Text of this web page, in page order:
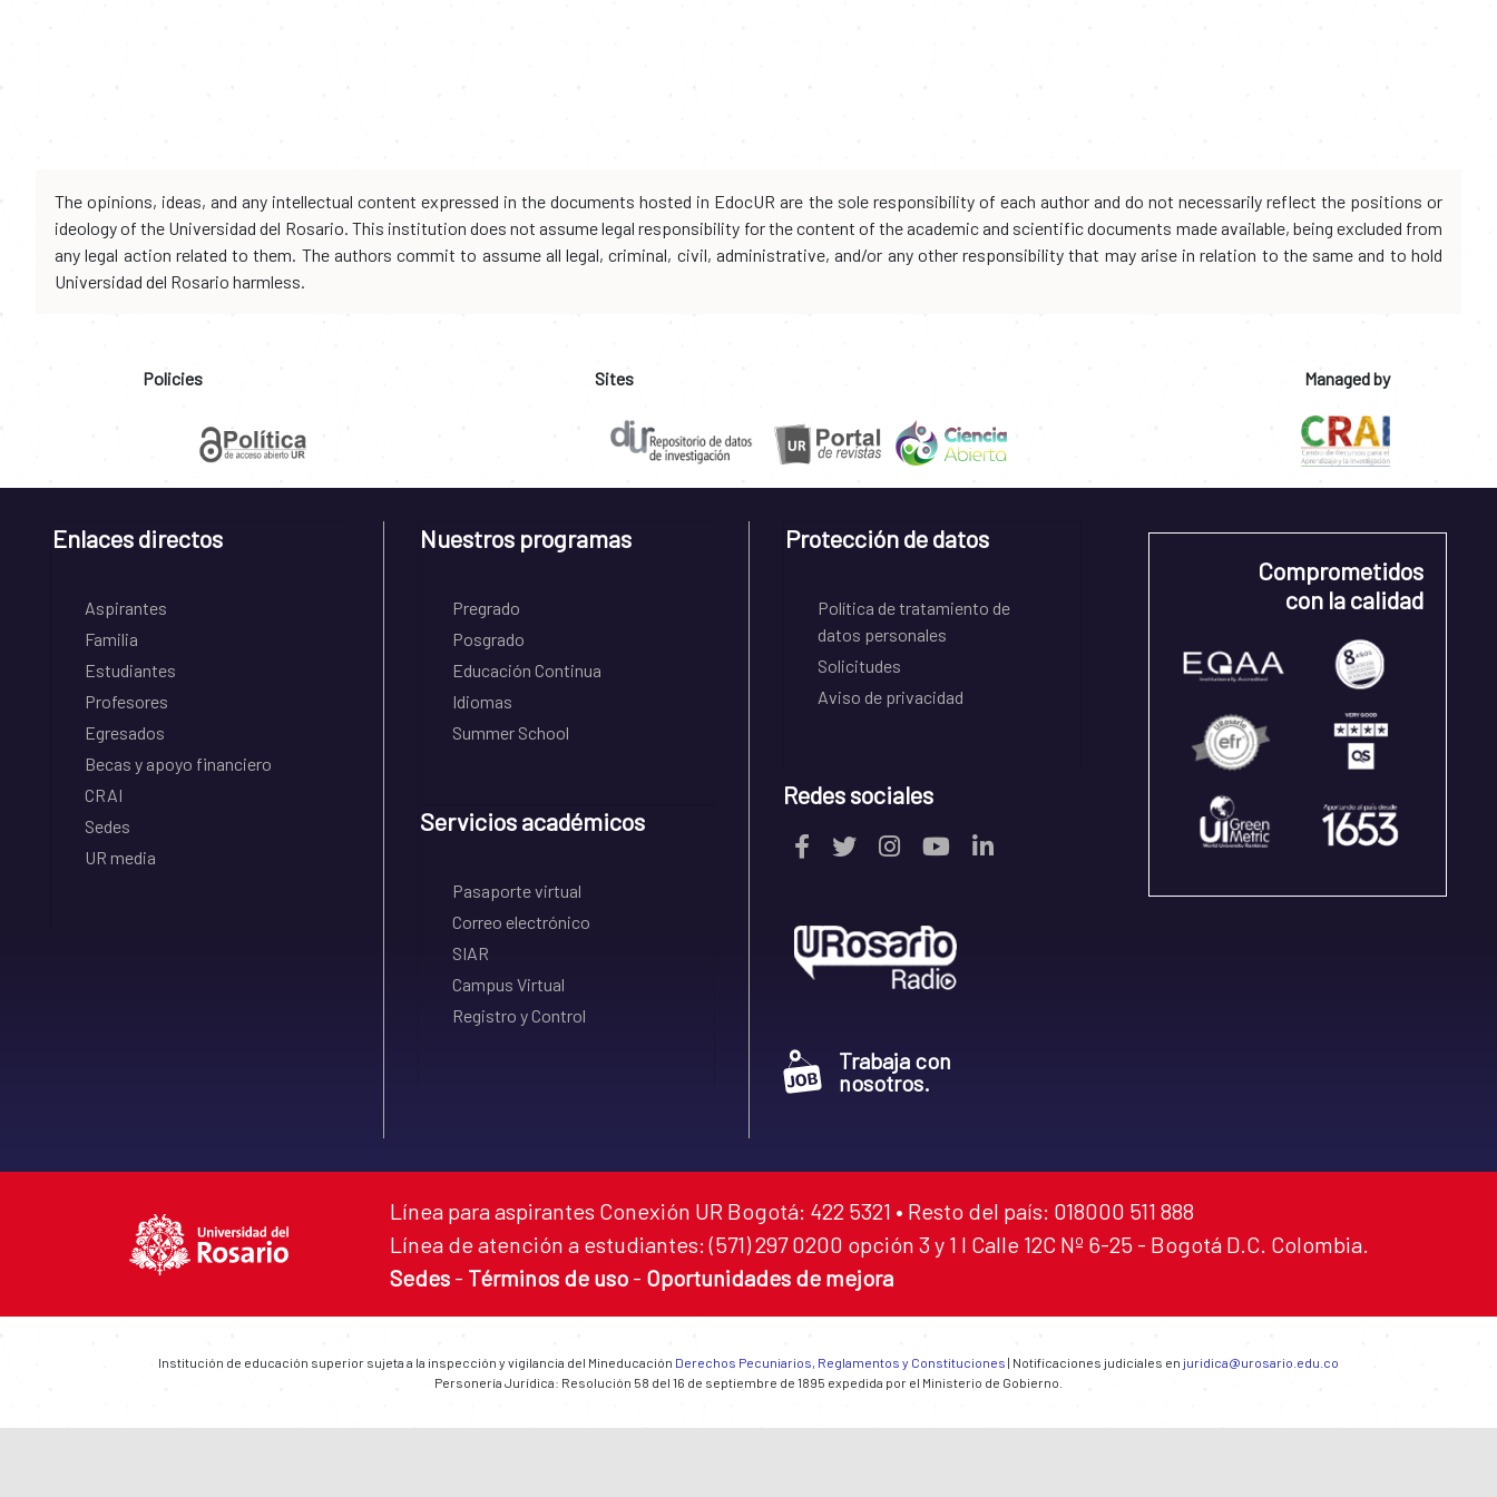
The opinions, ideas, and any intellectual content expressed in the documents hosted in EdocUR are the sole responsibility of each author and do not necessarily reflect the positions or
ideology of the Universidad del Rosario. This institution does not assume legal responsibility for the content of the academic and scientific documents made available, being excluded from
any legal action related to them. The authors commit to assume all legal, criminal, civil, administrative, and/or any other responsibility that may arise in relation to the same and to hold
Universidad del Rosario harmless.
Policies Sites Managed by
Enlaces directos
Aspirantes
Familia
Estudiantes
Profesores
Egresados
Becas y apoyo financiero
CRAI
Sedes
UR media
Nuestros programas
Pregrado
Posgrado
Educación Continua
Idiomas
Summer School
Servicios académicos
Pasaporte virtual
Correo electrónico
SIAR
Campus Virtual
Registro y Control
Protección de datos
Política de tratamiento de
datos personales
Solicitudes
Aviso de privacidad
Redes sociales
Trabaja con
nosotros.
Comprometidos
con la calidad
Línea para aspirantes Conexión UR Bogotá: 422 5321 • Resto del país: 018000 511 888
Línea de atención a estudiantes: (571) 297 0200 opción 3 y 1 I Calle 12C Nº 6-25 - Bogotá D.C. Colombia.
Sedes - Términos de uso - Oportunidades de mejora
Institución de educación superior sujeta a la inspección y vigilancia del Mineducación Derechos Pecuniarios, Reglamentos y Constituciones | Notificaciones judiciales en juridica@urosario.edu.co
Personería Jurídica: Resolución 58 del 16 de septiembre de 1895 expedida por el Ministerio de Gobierno.